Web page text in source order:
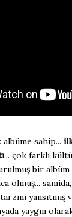
sahip...
... çok farklı
bir albüm
olmuş...
yansıtmış
yaygın